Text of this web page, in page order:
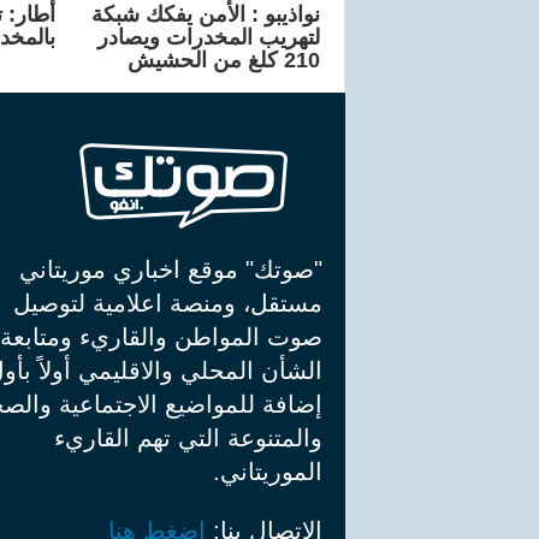
نواذيبو : الأمن يفكك شبكة
لتهريب المخدرات ويصادر
210 كلغ من الحشيش
أطار:
"صوتك" موقع اخباري موريتاني
مستقل، ومنصة اعلامية لتوصيل
صوت المواطن والقاريء ومتابعة
الشأن المحلي والاقليمي أولاً
إضافة للمواضيع الاجتماعية
والمتنوعة التي تهم القاريء
الموريتاني.
الإتصال بنا: إضغط هنا